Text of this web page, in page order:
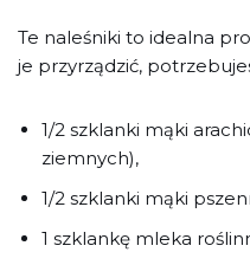
Te naleśniki to idealna
je przyrządzić,
1/2 szklanki mąki
ziemnych),
1/2 szklanki mąki
1 szklankę mleka